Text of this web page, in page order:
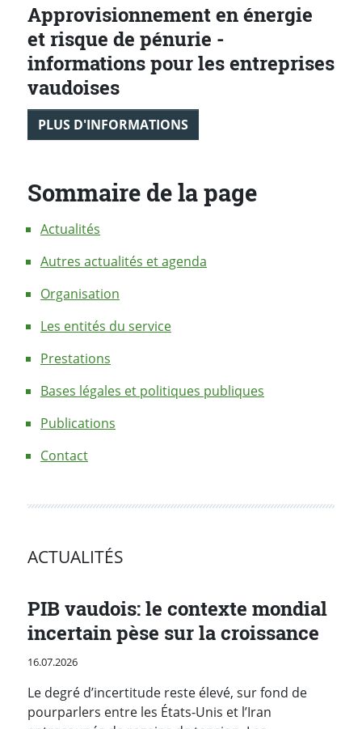
Approvisionnement en énergie
et risque de pénurie -
informations pour les entreprises
vaudoises
PLUS D'INFORMATIONS
Sommaire de la page
Actualités
Autres actualités et agenda
Organisation
Les entités du service
Prestations
Bases légales et politiques publiques
Publications
Contact
ACTUALITÉS
PIB vaudois: le contexte mondial
incertain pèse sur la croissance
Publié le
16.07.2026
Le degré d’incertitude reste élevé, sur fond de
pourparlers entre les États-Unis et l’Iran